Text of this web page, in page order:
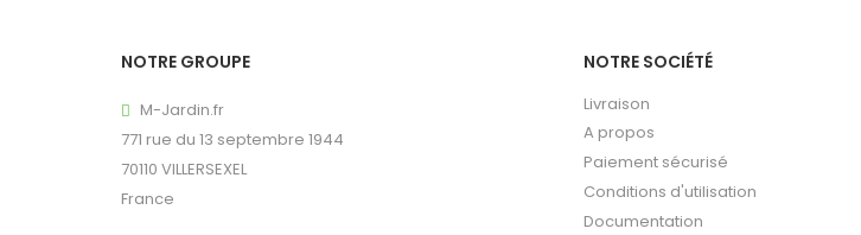
NOTRE GROUPE

M-Jardin.fr
771 rue du 13 septembre 1944
70110 VILLERSEXEL
France
NOTRE SOCIÉTÉ
Livraison
A propos
Paiement sécurisé
Conditions d'utilisation
Documentation